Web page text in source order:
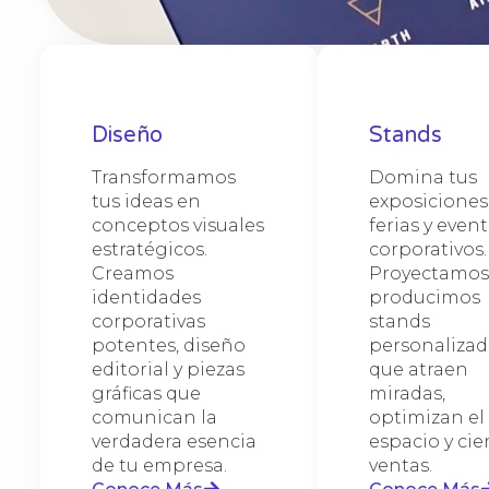
Diseño
Transformamos
tus ideas en
conceptos visuales
estratégicos.
Creamos
identidades
corporativas
potentes, diseño
editorial y piezas
gráficas que
comunican la
verdadera esencia
de tu empresa.
Stands
Domina tus
ferias y
corporativos.
producimos
stands
que atraen
miradas,
optimizan el
espacio y
ventas.
Nos
Nos
de
tu
visual
que
de